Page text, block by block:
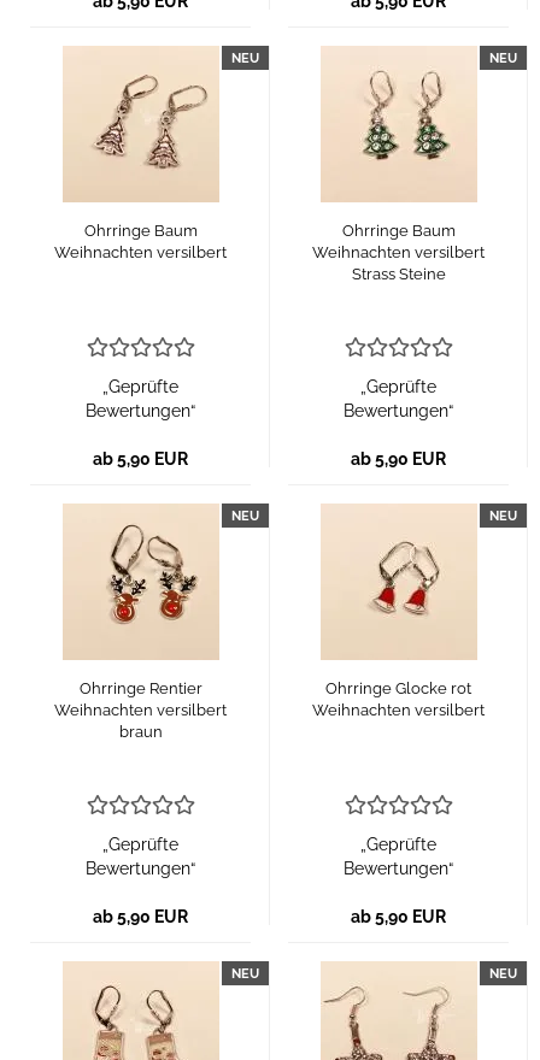
NEU
Ohrringe Baum
Weihnachten versilbert
„Geprüfte
Bewertungen“
ab 5,90 EUR
NEU
Ohrringe Baum
Weihnachten versilbert
Strass Steine
„Geprüfte
Bewertungen“
ab 5,90 EUR
NEU
Ohrringe Rentier
Weihnachten versilbert
braun
„Geprüfte
Bewertungen“
ab 5,90 EUR
NEU
Ohrringe Glocke rot
Weihnachten versilbert
„Geprüfte
Bewertungen“
ab 5,90 EUR
NEU NEU